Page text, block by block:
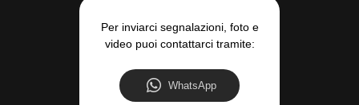
Per inviarci segnalazioni, foto e
video puoi contattarci tramite:
WhatsApp